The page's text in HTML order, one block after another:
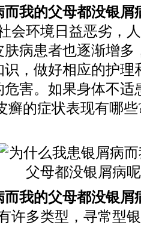
而我的父母都没银屑
会环境日益恶劣，
肤病患者也逐渐增多
，做好相应的护理
危害。如果身体不适
癣的症状表现有哪
而我的父母都没银屑
许多类型，寻常型